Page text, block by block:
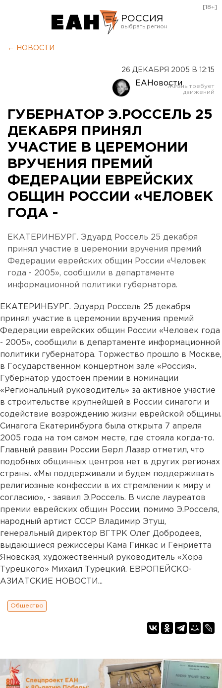
РОССИЯ
Оренбург
[18+]
← НОВОСТИ
26 ДЕКАБРЯ 2005 В 12:15
ЕАНовости
ГУБЕРНАТОР Э.РОССЕЛЬ 25
ДЕКАБРЯ ПРИНЯЛ
УЧАСТИЕ В ЦЕРЕМОНИИ
ВРУЧЕНИЯ ПРЕМИЙ
ФЕДЕРАЦИИ ЕВРЕЙСКИХ
ОБЩИН РОССИИ «ЧЕЛОВЕК
ГОДА -
ЕКАТЕРИНБУРГ. Эдуард Россель 25 декабря
принял участие в церемонии вручения премий
Федерации еврейских общин России «Человек
года - 2005», сообщили в департаменте
информационной политики губернатора.
ЕКАТЕРИНБУРГ. Эдуард Россель 25 декабря
принял участие в церемонии вручения премий
Федерации еврейских общин России «Человек года
- 2005», сообщили в департаменте информационной
политики губернатора. Торжество прошло в Москве,
в Государственном концертном зале «Россия».
Губернатор удостоен премии в номинации
«Региональный руководитель» за активное участие
в строительстве крупнейшей в России синагоги и
содействие возрождению жизни еврейской общины.
Синагога Екатеринбурга была открыта 7 апреля
2005 года на том самом месте, где стояла когда-то.
Главный раввин России Берл Лазар отметил, что
подобных общинных центров нет в других регионах
страны. «Мы поддерживали и будем поддерживать
религиозные конфессии в их стремлении к миру и
согласию», - заявил Э.Россель. В числе лауреатов
премии еврейских общин России, помимо Э.Росселя,
народный артист СССР Владимир Этуш,
генеральный директор ВГТРК Олег Добродеев,
выдающиеся режиссеры Кама Гинкас и Генриетта
Яновская, художественный руководитель «Хора
Турецкого» Михаил Турецкий. ЕВРОПЕЙСКО-
АЗИАТСКИЕ НОВОСТИ...
Общество